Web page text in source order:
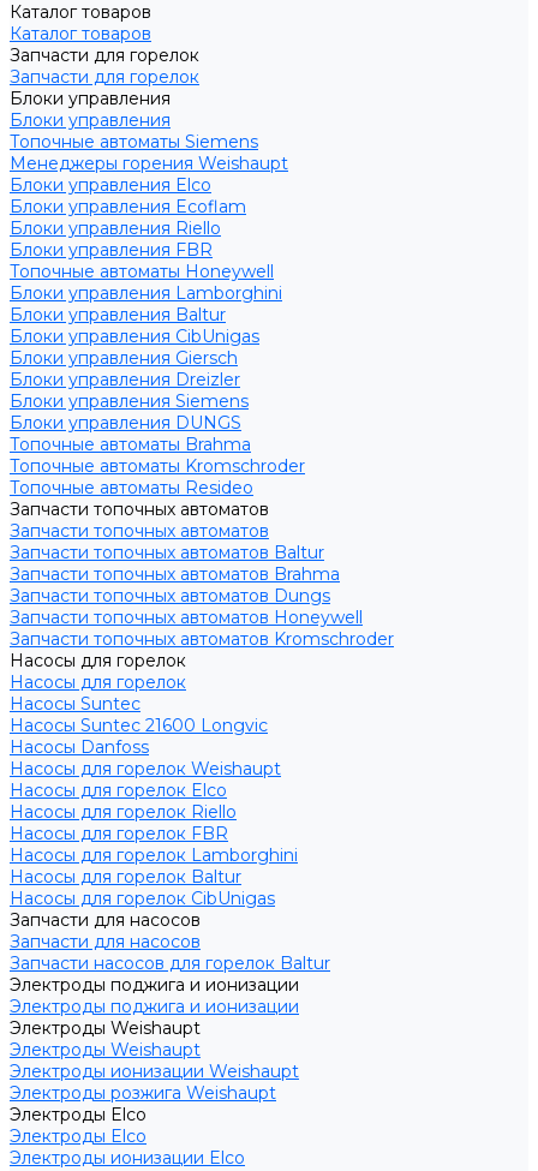
Каталог товаров
Каталог товаров
Запчасти для горелок
Запчасти для горелок
Блоки управления
Блоки управления
Топочные автоматы Siemens
Менеджеры горения Weishaupt
Блоки управления Elco
Блоки управления Ecoflam
Блоки управления Riello
Блоки управления FBR
Топочные автоматы Honeywell
Блоки управления Lamborghini
Блоки управления Baltur
Блоки управления CibUnigas
Блоки управления Giersch
Блоки управления Dreizler
Блоки управления Siemens
Блоки управления DUNGS
Топочные автоматы Brahma
Топочные автоматы Kromschroder
Топочные автоматы Resideo
Запчасти топочных автоматов
Запчасти топочных автоматов
Запчасти топочных автоматов Baltur
Запчасти топочных автоматов Brahma
Запчасти топочных автоматов Dungs
Запчасти топочных автоматов Honeywell
Запчасти топочных автоматов Kromschroder
Насосы для горелок
Насосы для горелок
Насосы Suntec
Насосы Suntec 21600 Longvic
Насосы Danfoss
Насосы для горелок Weishaupt
Насосы для горелок Elco
Насосы для горелок Riello
Насосы для горелок FBR
Насосы для горелок Lamborghini
Насосы для горелок Baltur
Насосы для горелок CibUnigas
Запчасти для насосов
Запчасти для насосов
Запчасти насосов для горелок Baltur
Электроды поджига и ионизации
Электроды поджига и ионизации
Электроды Weishaupt
Электроды Weishaupt
Электроды ионизации Weishaupt
Электроды розжига Weishaupt
Электроды Elco
Электроды Elco
Электроды ионизации Elco